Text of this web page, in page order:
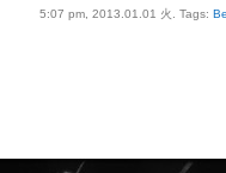
5:07 pm, 2013.01.01 火. Tags: